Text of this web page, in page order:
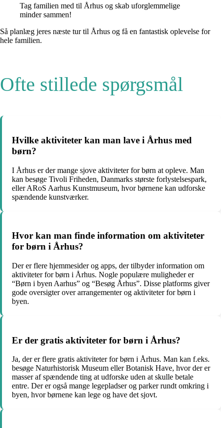
Tag familien med til Århus og skab uforglemmelige
minder sammen!
Så planlæg jeres næste tur til Århus og få en fantastisk oplevelse for
hele familien.
Ofte stillede spørgsmål
Hvilke aktiviteter kan man lave i Århus med
børn?
I Århus er der mange sjove aktiviteter for børn at opleve. Man
kan besøge Tivoli Friheden, Danmarks største forlystelsespark,
eller ARoS Aarhus Kunstmuseum, hvor børnene kan udforske
spændende kunstværker.
Hvor kan man finde information om aktiviteter
for børn i Århus?
Der er flere hjemmesider og apps, der tilbyder information om
aktiviteter for børn i Århus. Nogle populære muligheder er
“Børn i byen Aarhus” og “Besøg Århus”. Disse platforms giver
gode oversigter over arrangementer og aktiviteter for børn i
byen.
Er der gratis aktiviteter for børn i Århus?
Ja, der er flere gratis aktiviteter for børn i Århus. Man kan f.eks.
besøge Naturhistorisk Museum eller Botanisk Have, hvor der er
masser af spændende ting at udforske uden at skulle betale
entre. Der er også mange legepladser og parker rundt omkring i
byen, hvor børnene kan lege og have det sjovt.